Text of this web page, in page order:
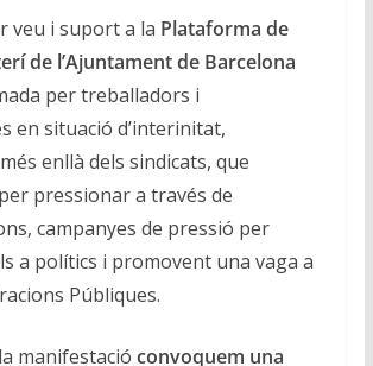
veu i suport a la Plataforma de
de l’Ajuntament de Barcelona
per treballadors i
en situació d’interinitat,
enllà dels sindicats, que
pressionar a través de
campanyes de pressió per
a polítics i promovent una vaga a
Públiques.
manifestació convoquem una